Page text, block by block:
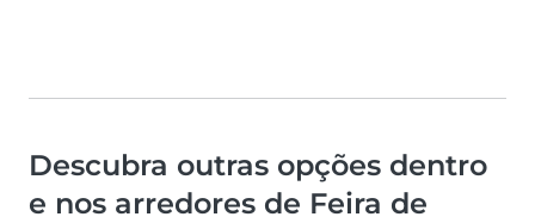
Descubra outras opções dentro
e nos arredores de Feira de